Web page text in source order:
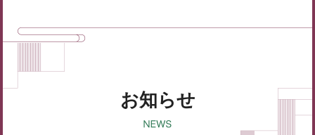
お知らせ